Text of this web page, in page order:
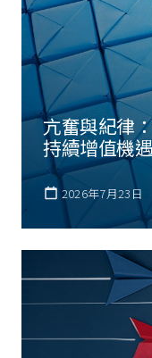
亢奮與紀律
持續增值機
2026年7月23日